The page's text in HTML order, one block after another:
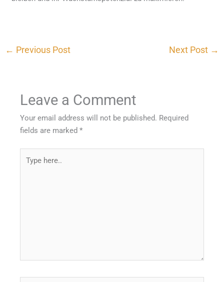
← Previous Post Next Post →
Leave a Comment
Your email address will not be published. Required
fields are marked*
here..